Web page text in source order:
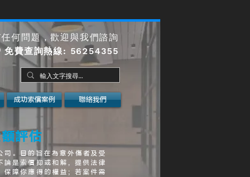
何問題，歡迎與我們諮詢
免費查詢熱線: 56254355
成功索償案例 聯絡我們
評估
司。目的旨在為意外傷者及受
論是索償抑或和解, 提供法律
保障你應得的權益; 若案件需